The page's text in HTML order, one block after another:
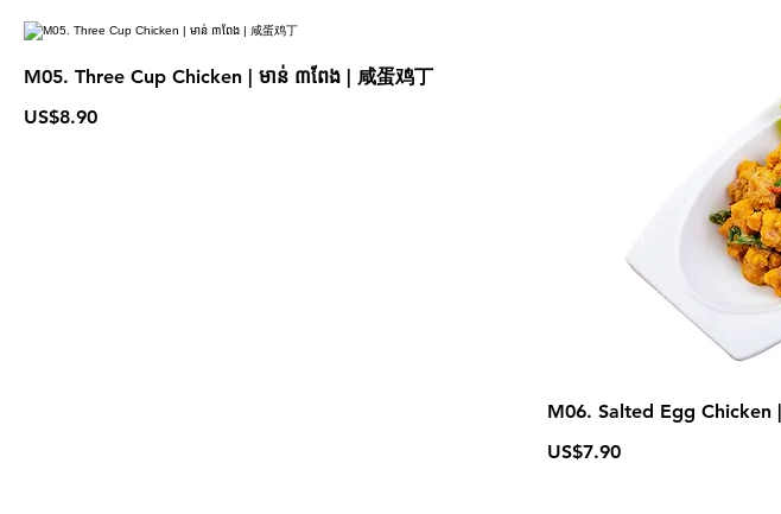
M05. Three Cup Chicken | មាន់ ៣ពែង | 咸蛋鸡丁
US$8.90
M06. Salted Egg Chicken
US$7.90